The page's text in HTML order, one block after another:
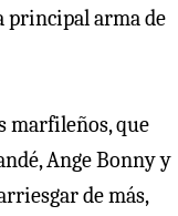
principal arma de
marfileños, que
Ange Bonny y
de más,